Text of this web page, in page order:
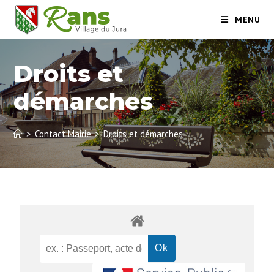
MENU
Droits et
démarches
> Contact Mairie > Droits et démarches